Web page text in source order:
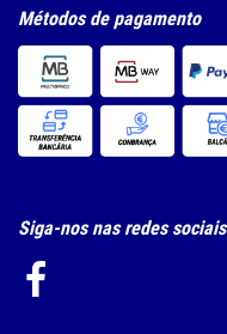
Métodos de pagamento
Siga-nos nas redes sociais